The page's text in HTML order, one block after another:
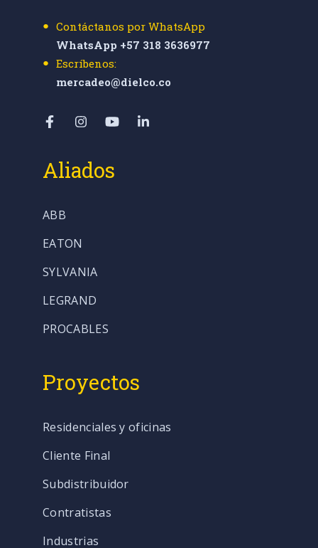
Contáctanos por WhatsApp
WhatsApp +57 318 3636977
Escríbenos:
mercadeo@dielco.co
Aliados
ABB
EATON
SYLVANIA
LEGRAND
PROCABLES
Proyectos
Residenciales y oficinas
Cliente Final
Subdistribuidor
Contratistas
Industrias